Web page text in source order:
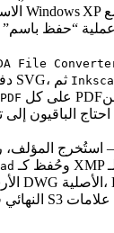
File
احتاج الباقيون
– استُخرج المؤلف،